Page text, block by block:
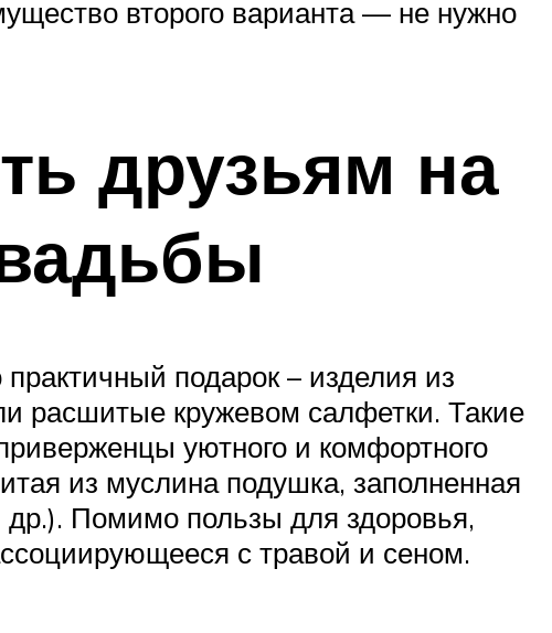
второго варианта — не нужно
друзьям на
подарок – изделия из
расшитые кружевом салфетки. Такие
уютного и комфортного
из муслина подушка, заполненная
Помимо пользы для здоровья,
с травой и сеном.